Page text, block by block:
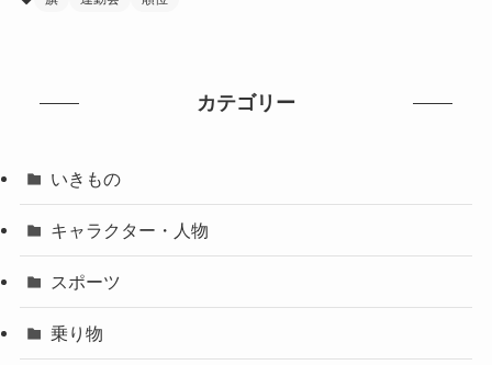
カテゴリー
いきもの
キャラクター・人物
スポーツ
乗り物